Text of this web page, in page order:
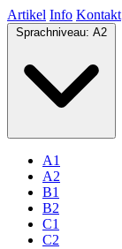
Artikel Info Kontakt
Sprachniveau: A2
A1
A2
B1
B2
C1
C2